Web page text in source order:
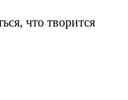
что творится